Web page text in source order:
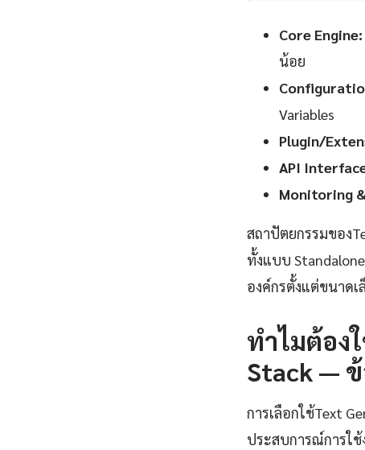
Core Engine:
น้อย
Variables
Plugin/
API
Monitoring
สถาปัตยกรรมของ
ทั้งแบบ
องค์กรตั้งแต่ขนาด
ทำไมต้อง
Stack —
การเลือกใช้Text
ประสบการณ์การใ